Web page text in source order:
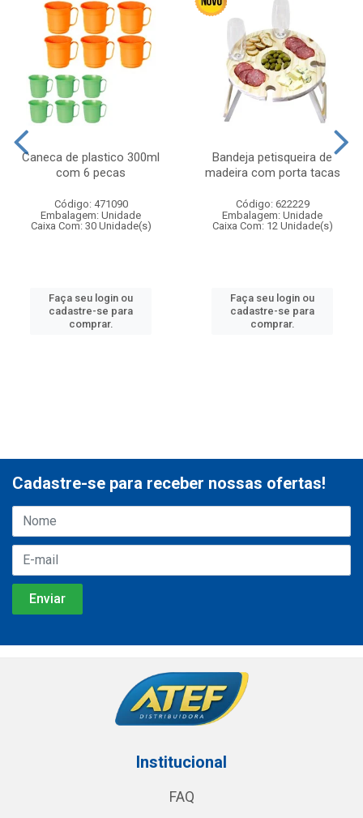
Caneca de plastico 300ml
com 6 pecas
Código: 471090
Embalagem: Unidade
Caixa Com: 30 Unidade(s)
Faça seu login ou
cadastre-se para
comprar.
Bandeja petisqueira de
madeira com porta tacas
Código: 622229
Embalagem: Unidade
Caixa Com: 12 Unidade(s)
Faça seu login ou
cadastre-se para
comprar.
Cadastre-se para receber nossas ofertas!
Institucional
FAQ